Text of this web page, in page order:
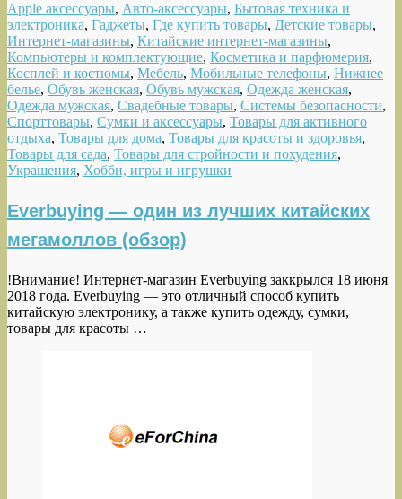
Apple аксессуары, Авто-аксессуары, Бытовая техника и
электроника, Гаджеты, Где купить товары, Детские товары,
Интернет-магазины, Китайские интернет-магазины,
Компьютеры и комплектующие, Косметика и парфюмерия,
Косплей и костюмы, Мебель, Мобильные телефоны, Нижнее
белье, Обувь женская, Обувь мужская, Одежда женская,
Одежда мужская, Свадебные товары, Системы безопасности,
Спорттовары, Сумки и аксессуары, Товары для активного
отдыха, Товары для дома, Товары для красоты и здоровья,
Товары для сада, Товары для стройности и похудения,
Украшения, Хобби, игры и игрушки
Everbuying — один из лучших китайских
мегамоллов (обзор)
!Внимание! Интернет-магазин Everbuying заккрылся 18 июня
2018 года. Everbuying — это отличный способ купить
китайскую электронику, а также купить одежду, сумки,
товары для красоты …